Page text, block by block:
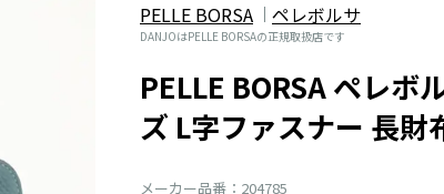
PELLE BORSA ペレボルサ
DANJOはPELLE BORSAの正規取扱店です
PELLE BORSA ペレボ
ズ L字ファスナー 長財
メーカー品番：204785